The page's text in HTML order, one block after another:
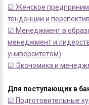
☑ Женское
тенденции и
☑ Менеджмент в
менеджмент и
университетом)
☑ Экономика и
Для поступающих в
☑ Подготовительные